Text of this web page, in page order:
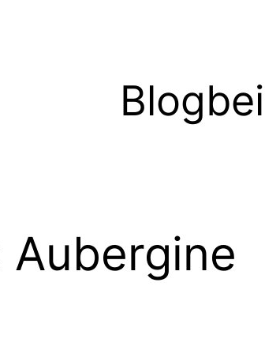
Aubergine